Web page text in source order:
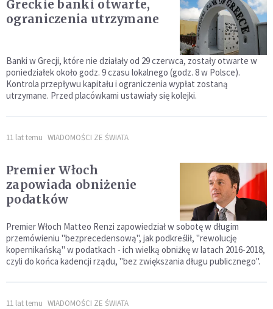
Greckie banki otwarte,
ograniczenia utrzymane
Banki w Grecji, które nie działały od 29 czerwca, zostały otwarte w
poniedziałek około godz. 9 czasu lokalnego (godz. 8 w Polsce).
Kontrola przepływu kapitału i ograniczenia wypłat zostaną
utrzymane. Przed placówkami ustawiały się kolejki.
11 lat temu WIADOMOŚCI ZE ŚWIATA
Premier Włoch
zapowiada obniżenie
podatków
Premier Włoch Matteo Renzi zapowiedział w sobotę w długim
przemówieniu "bezprecedensową", jak podkreślił, "rewolucję
kopernikańską" w podatkach - ich wielką obniżkę w latach 2016-2018,
czyli do końca kadencji rządu, "bez zwiększania długu publicznego".
11 lat temu WIADOMOŚCI ZE ŚWIATA